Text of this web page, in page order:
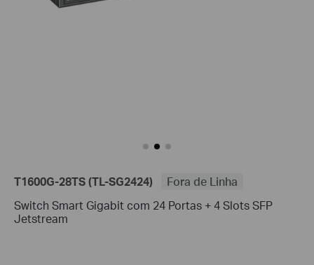
T1600G-28TS (TL-SG2424)
Fora de Linha
Switch Smart Gigabit com 24 Portas + 4 Slots SFP
Jetstream